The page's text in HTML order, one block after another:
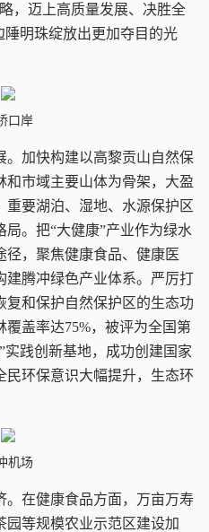
，迈上高质量发展、决胜全
陲明珠绽放出更加夺目的光
口岸
加快构建以高黎贡山自然保
市域主要山体为骨架，大盈
重要湖泊、湿地、水源保护区
。把“大健康”产业作为绿水
径，聚焦健康食品、健康医
建腾冲绿色产业体系。严厉打
复和保护自然保护区的生态功
盖率达75%，被评为全国第
实践创新基地，成功创建国家
民环保意识大幅提升，生态环
机场
在健康食品方面，万亩万寿
等规模农业示范区建设加